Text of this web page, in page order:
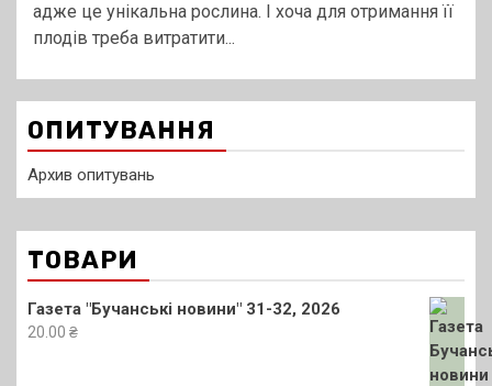
адже це унікальна рослина. І хоча для отримання її
плодів треба витратити...
ОПИТУВАННЯ
Архив опитувань
ТОВАРИ
Газета "Бучанські новини" 31-32, 2026
20.00 ₴